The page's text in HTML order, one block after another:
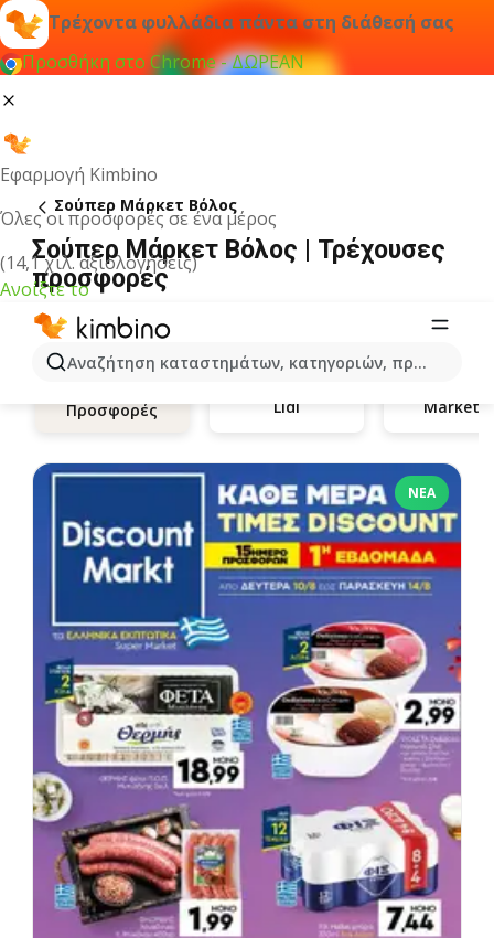
Τρέχοντα φυλλάδια πάντα στη διάθεσή σας
Προσθήκη στο Chrome - ΔΩΡΕΑΝ
Εφαρμογή Kimbino
Όλες οι προσφορές σε ένα μέρος
(14,1 χιλ. αξιολογήσεις)
Ανοίξτε το
Αναζήτηση καταστημάτων, κατηγοριών, προϊόντων...
Σούπερ Μάρκετ Βόλος
Σούπερ Μάρκετ Βόλος | Τρέχουσες
προσφορές
Προσφορές Lidl Market
ΝΈΑ